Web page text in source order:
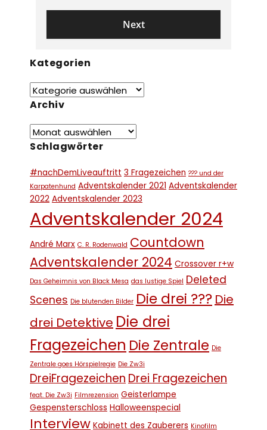
Kategorien
Archiv
Schlagwörter
#nachDemLiveauftritt 3 Fragezeichen ??? und der
Karpatenhund Adventskalender 2021 Adventskalender
2022 Adventskalender 2023
Adventskalender 2024
André Marx C. R. Rodenwald Countdown
Adventskalender 2024 Crossover r+w
Das Geheimnis von Black Mesa das lustige Spiel Deleted
Scenes Die blutenden Bilder Die drei ??? Die
drei Detektive Die drei
Fragezeichen Die Zentrale Die
Zentrale goes Hörspielregie Die Zw3i
DreiFragezeichen Drei Fragezeichen
feat. Die Zw3i Filmrezension Geisterlampe
Gespensterschloss Halloweenspecial
Interview Kabinett des Zauberers Kinofilm